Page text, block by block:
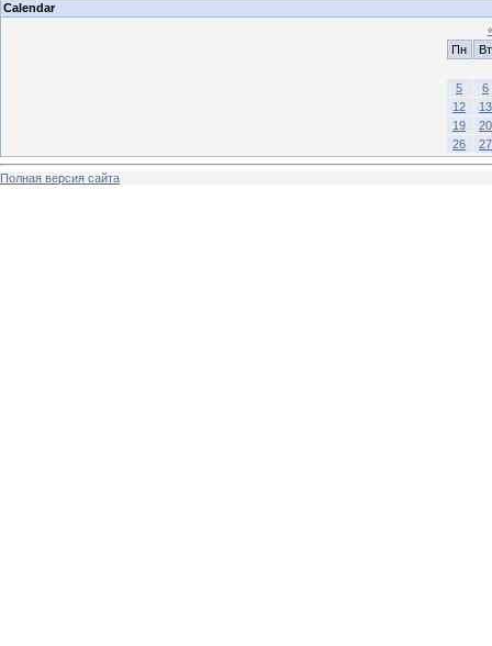
Calendar
Пн
Вт
5
6
12
13
19
20
26
27
Полная версия сайта